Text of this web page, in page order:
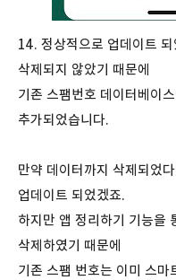
14. 정상적으로 업데이트
삭제되지 않았기 때문에
기존 스팸번호 데이터베이
추가되었습니다.
만약 데이터까지 삭제되었
업데이트 되었겠죠.
하지만 앱 정리하기 기능을
삭제하였기 때문에
기존 스팸 번호는 이미 스마